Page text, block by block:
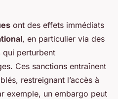
ont des effets immédiats
, en particulier via des
qui perturbent
Ces sanctions entraînent
restreignant l’accès à
exemple, un embargo peut